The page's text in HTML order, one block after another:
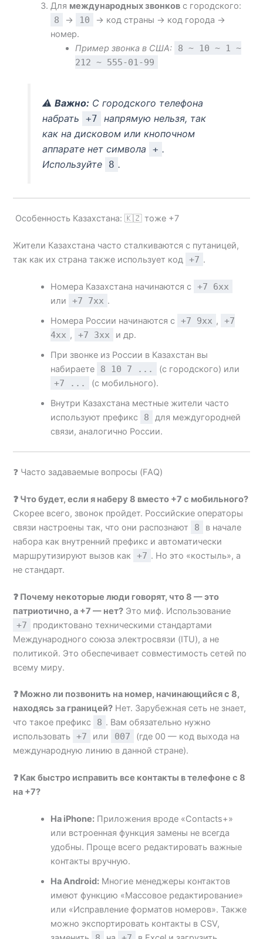
Для международных звонков с городского:
8 → 10
→ код страны → код города →
номер.
Пример звонка в США:
8 ~ 10 ~ 1 ~
212 ~ 555-01-99
⚠️ Важно:С городского телефона
набрать
+7
напрямую нельзя, так
как на дисковом или кнопочном
аппарате нет символа
+ .
Используйте
8 .
Особенность Казахстана: 🇰🇿 тоже +7
Жители Казахстана часто сталкиваются с путаницей,
так как их страна также использует код
+7 .
Номера Казахстана начинаются с +7 6xx
или +7 7xx .
Номера России начинаются с
+7 9xx ,
+7
4xx , +7 3xx
и др.
При звонке из России в Казахстан вы
набираете
8 10 7 ... (с городского) или
+7 ...
(с мобильного).
Внутри Казахстана местные жители часто
используют префикс
8
для междугородней
связи, аналогично России.
❓ Часто задаваемые вопросы (FAQ)
❓ Что будет, если я наберу 8 вместо +7 с мобильного?
Скорее всего, звонок пройдет. Российские операторы
связи настроены так, что они распознают
8
в начале
набора как внутренний префикс и автоматически
маршрутизируют вызов как
+7 . Но это «костыль», а
не стандарт.
❓ Почему некоторые люди говорят, что 8 — это
патриотично, а +7 — нет? Это миф. Использование
+7
продиктовано техническими стандартами
Международного союза электросвязи (ITU), а не
политикой. Это обеспечивает совместимость сетей по
всему миру.
❓ Можно ли позвонить на номер, начинающийся с 8,
находясь за границей? Нет. Зарубежная сеть не знает,
что такое префикс
8 . Вам обязательно нужно
использовать
+7 или 007
(где 00 — код выхода на
международную линию в данной стране).
❓ Как быстро исправить все контакты в телефоне с 8
на +7?
На iPhone: Приложения вроде «Contacts+»
или встроенная функция замены не всегда
удобны. Проще всего редактировать важные
контакты вручную.
На Android: Многие менеджеры контактов
имеют функцию «Массовое редактирование»
или «Исправление форматов номеров». Также
можно экспортировать контакты в CSV,